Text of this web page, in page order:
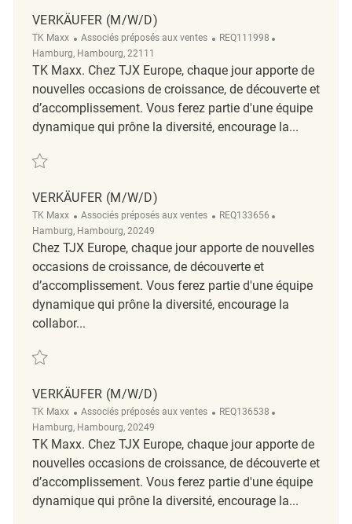
VERKÄUFER (M/W/D)
TK Maxx Catégorie
Associés préposés aux ventes ReqId
REQ111998
Hamburg, Hambourg, 22111
TK Maxx. Chez TJX Europe, chaque jour apporte de
nouvelles occasions de croissance, de découverte et
d’accomplissement. Vous ferez partie d'une équipe
dynamique qui prône la diversité, encourage la...
Sauvegarder Verkäufer (m/w/d) REQ111998
VERKÄUFER (M/W/D)
TK Maxx Catégorie
Associés préposés aux ventes ReqId
REQ133656
Hamburg, Hambourg, 20249
Chez TJX Europe, chaque jour apporte de nouvelles
occasions de croissance, de découverte et
d’accomplissement. Vous ferez partie d'une équipe
dynamique qui prône la diversité, encourage la
collabor...
Sauvegarder Verkäufer (m/w/d) REQ133656
VERKÄUFER (M/W/D)
TK Maxx Catégorie
Associés préposés aux ventes ReqId
REQ136538
Hamburg, Hambourg, 20249
TK Maxx. Chez TJX Europe, chaque jour apporte de
nouvelles occasions de croissance, de découverte et
d’accomplissement. Vous ferez partie d'une équipe
dynamique qui prône la diversité, encourage la...